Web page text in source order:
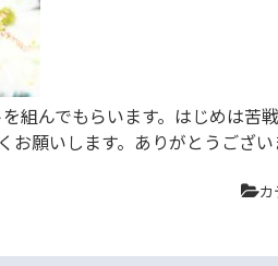
組んでもらいます。はじめは苦
願いします。ありがとうござい
カ